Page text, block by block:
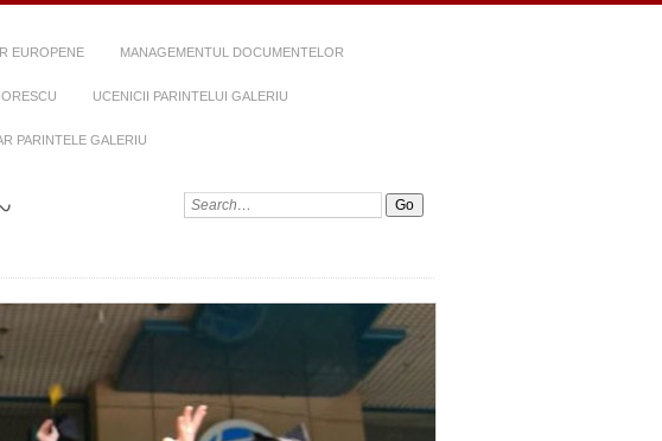
EUROPENE MANAGEMENTUL DOCUMENTELOR
UCENICII PARINTELUI GALERIU
PARINTELE GALERIU
Search: